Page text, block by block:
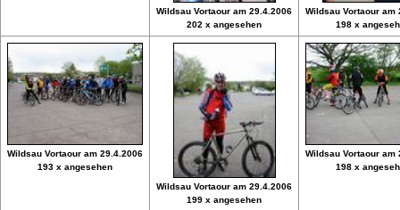
Wildsau Vortaour am 29.4.2006
202 x angesehen
Wildsau Vortaour am
198 x
Wildsau Vortaour am 29.4.2006
193 x angesehen
Wildsau Vortaour am 29.4.2006
199 x angesehen
Wildsau Vortaour am
198 x